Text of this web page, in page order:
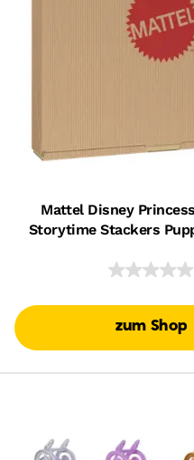
Mattel Disney
Storytime Stackers
Zubehörteilen
zum Shop